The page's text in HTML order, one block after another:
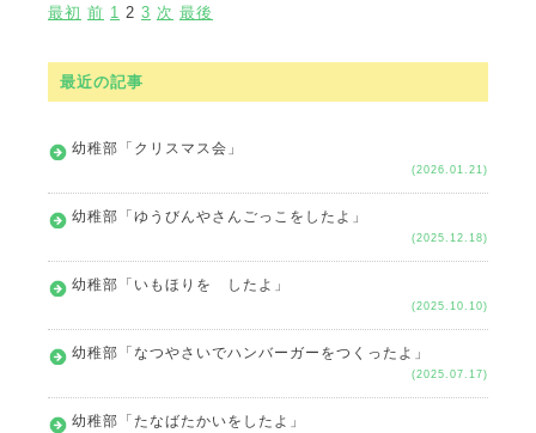
最初 前 1 2 3 次 最後
最近の記事
幼稚部「クリスマス会」
(2026.01.21)
幼稚部「ゆうびんやさんごっこをしたよ」
(2025.12.18)
幼稚部「いもほりを したよ」
(2025.10.10)
幼稚部「なつやさいでハンバーガーをつくったよ」
(2025.07.17)
幼稚部「たなばたかいをしたよ」